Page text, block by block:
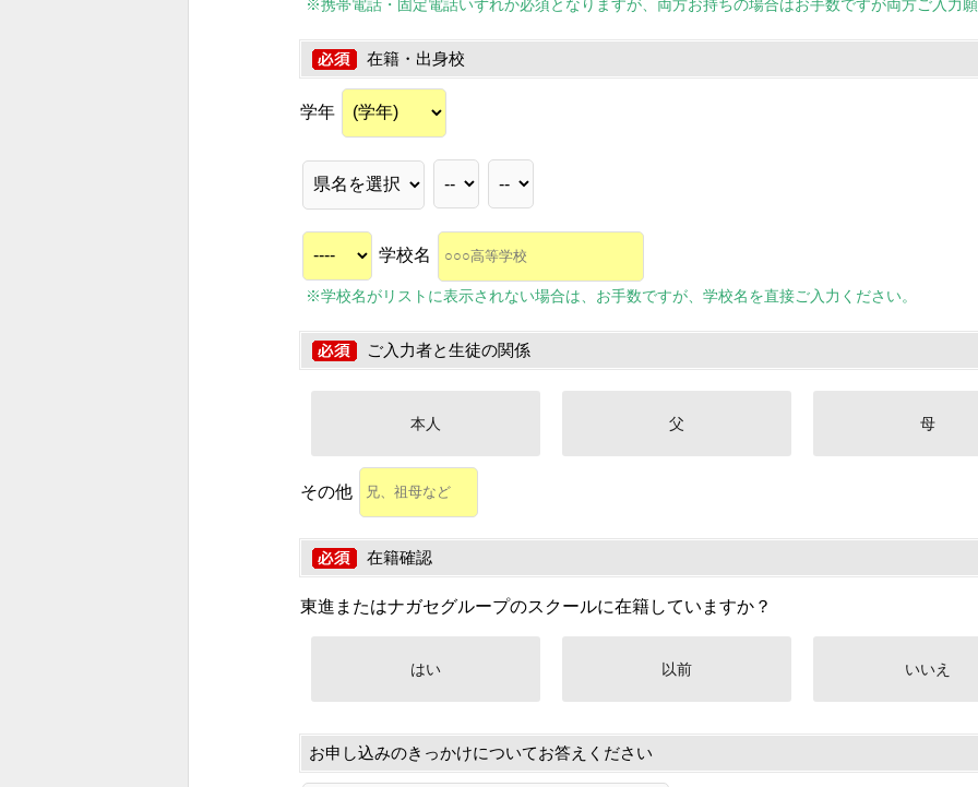
※携帯電話・固定電話いずれか必須となりますが、両方お持ちの場合はお手数ですが両方ご入力
在籍・出身校
学年
学校名
※学校名がリストに表示されない場合は、お手数ですが、学校名を直接ご入力ください。
ご入力者と生徒の関係
本人 父 母
その他
在籍確認
東進またはナガセグループのスクールに在籍していますか？
はい 以前 いいえ
お申し込みのきっかけについてお答えください